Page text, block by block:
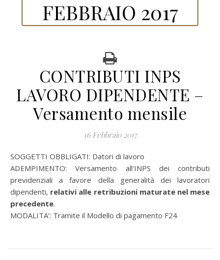
FEBBRAIO 2017
CONTRIBUTI INPS
LAVORO DIPENDENTE –
Versamento mensile
16 Febbraio 2017
SOGGETTI OBBLIGATI: Datori di lavoro
ADEMPIMENTO: Versamento all'INPS dei contributi
previdenziali a favore della generalità dei lavoratori
dipendenti, relativi alle retribuzioni maturate nel mese
precedente.
MODALITA': Tramite il Modello di pagamento F24